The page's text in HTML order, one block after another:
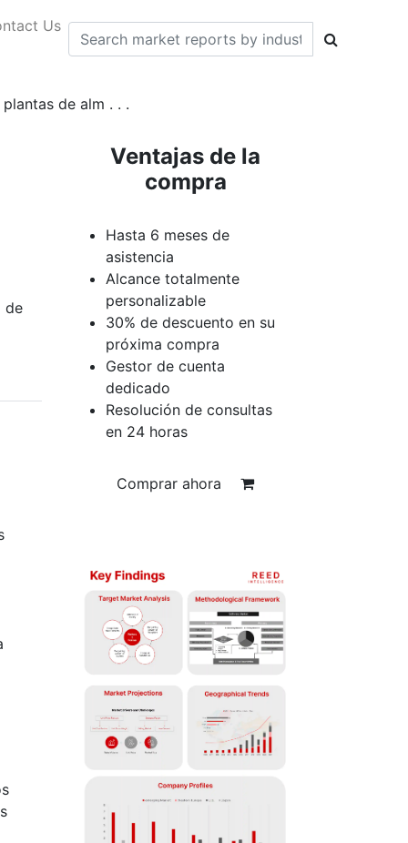
Us
de alm . . .
de
Ventajas de la
compra
Hasta 6 meses de
asistencia
Alcance totalmente
personalizable
30% de descuento en su
próxima compra
Gestor de cuenta
dedicado
Resolución de consultas
en 24 horas
Comprar ahora